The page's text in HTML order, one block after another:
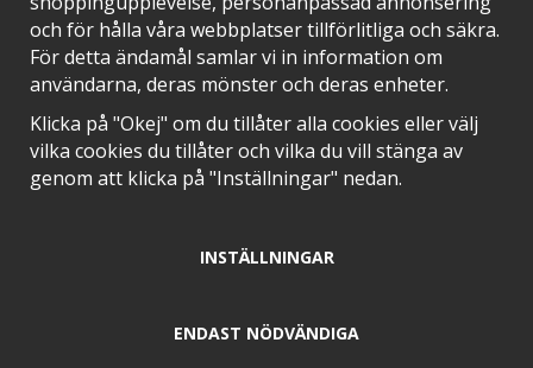
SNABB LEVERANS MED
EN DEL AV
och för hålla våra webbplatser tillförlitliga och säkra.
För detta ändamål samlar vi in information om
användarna, deras mönster och deras enheter.
Klicka på "Okej" om du tillåter alla cookies eller välj
vilka cookies du tillåter och vilka du vill stänga av
genom att klicka på "Inställningar" nedan.
INSTÄLLNINGAR
ENDAST NÖDVÄNDIGA